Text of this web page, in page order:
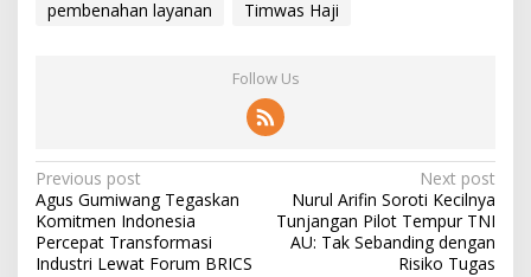
pembenahan layanan Timwas Haji
Follow Us
P
o
s
Previous post
Agus Gumiwang Tegaskan
Komitmen Indonesia
Percepat Transformasi
Industri Lewat Forum BRICS
Next post
Nurul Arifin Soroti Kecilnya
Tunjangan Pilot Tempur TNI
AU: Tak Sebanding dengan
Risiko Tugas